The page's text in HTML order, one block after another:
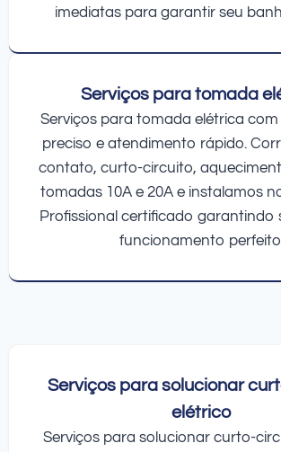
imediatas para garantir seu
Serviços para tomada
Serviços para tomada elétrica
preciso e atendimento rápido.
contato, curto-circuito,
tomadas 10A e 20A e instalamos
Profissional certificado garantindo
funcionamento
Serviços para solucionar
elétrico
Serviços para solucionar curto-